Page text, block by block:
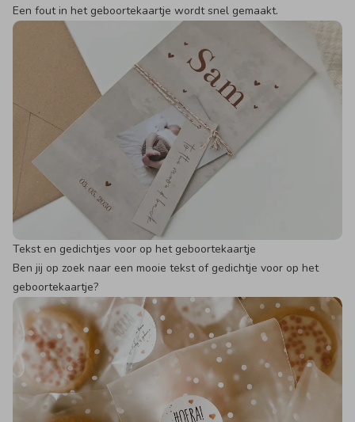
Een fout in het geboortekaartje wordt snel gemaakt.
Tekst en gedichtjes voor op het geboortekaartje
Ben jij op zoek naar een mooie tekst of gedichtje voor op het
geboortekaartje?